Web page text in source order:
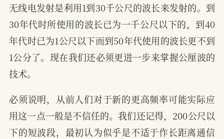
无线电发射是利用1到30千公尺的波长来发射的。到
30年代时所使用的波长已为一千公尺以下的，到40
年代时已为1公尺以下而到50年代使用的波长更不到
1公分了。现在我们还必须更进一步来掌握公厘波的
技术。
必须说明，从前人们对于新的更高频率可能实际应
用这一点一般是不信任的。我们还记得，200公尺以
下的短波段，最初认为似乎是不适于作长距离通信